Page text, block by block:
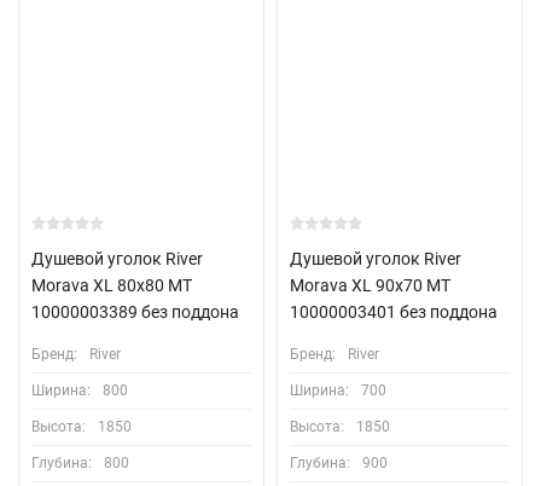
Душевой уголок River
Morava XL 80x80 МТ
10000003389 без поддона
Бренд: River
Ширина: 800
Высота: 1850
Глубина: 800
Душевой уголок River
Morava XL 90x70 МТ
10000003401 без поддона
Бренд: River
Ширина: 700
Высота: 1850
Глубина: 900